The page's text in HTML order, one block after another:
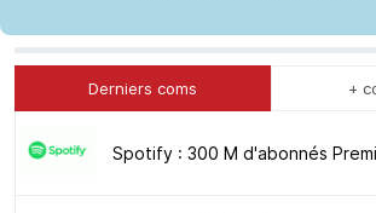
Derniers coms +
Spotify : 300 M d'abonnés